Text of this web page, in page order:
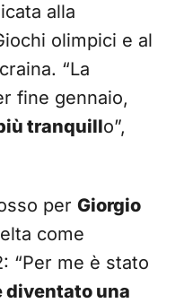
alla
olimpici e al
“La
fine gennaio,
tranquillo”,
per Giorgio
come
“Per me è stato
diventato una